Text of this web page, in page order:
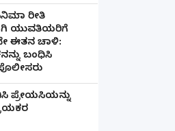
ರೀತಿ
ಯುವತಿಯರಿಗೆ
ಈತನ ಚಾಳಿ:
ಬಂಧಿಸಿ
ಪ್ರೇಯಸಿಯನ್ನು